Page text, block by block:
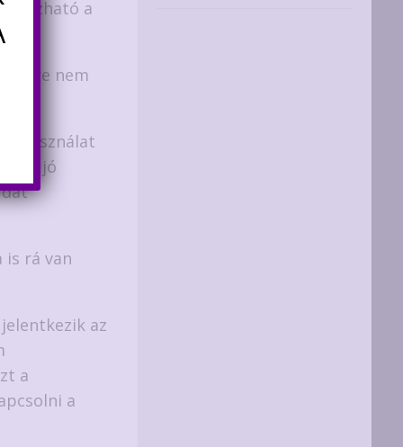
a
nem
hsználat
jó
is rá van
az
a
a